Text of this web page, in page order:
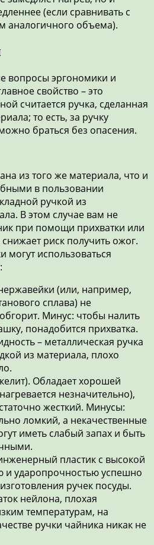
(если сравнивать с
аналогичного объема).
вопросы эргономики и
свойство – это
считается ручка, сделанная
то есть, за ручку
браться без опасения.
из того же материала, что и
в пользовании
ручкой из
В этом случае вам не
при помощи прихватки или
риск получить ожог.
могут использоваться
(или, например,
сплава) не
Минус: чтобы налить
понадобится прихватка.
– металлическая ручка
из материала, плохо
Обладает хорошей
незначительно),
жесткий. Минусы:
ломкий, а некачественные
иметь слабый запах и быть
пластик с высокой
и ударопрочностью успешно
ручек посуды.
нейлона, плохая
температурам, на
ручки чайника никак не